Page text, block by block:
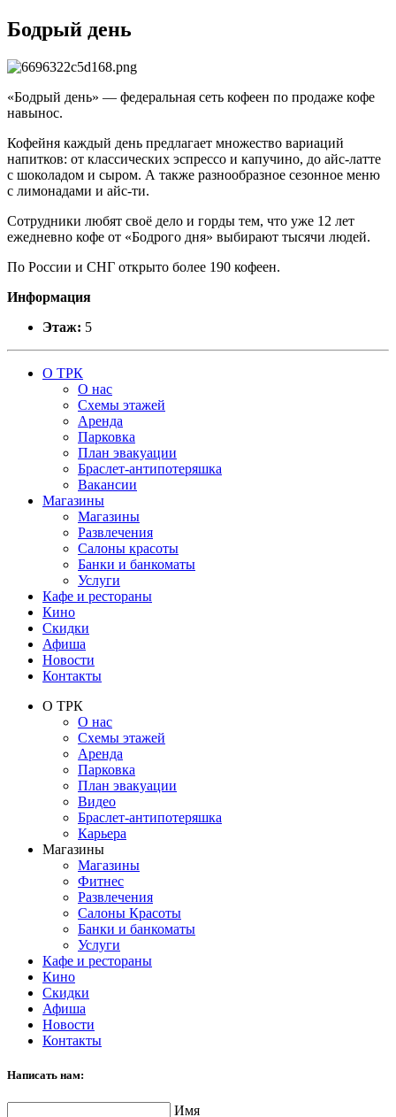
Бодрый день
«Бодрый день» — федеральная сеть кофеен по продаже кофе
навынос.
Кофейня каждый день предлагает множество вариаций
напитков: от классических эспрессо и капучино, до айс-латте
с шоколадом и сыром. А также разнообразное сезонное меню
с лимонадами и айс-ти.
Сотрудники любят своё дело и горды тем, что уже 12 лет
ежедневно кофе от «Бодрого дня» выбирают тысячи людей.
По России и СНГ открыто более 190 кофеен.
Информация
Этаж: 5
О ТРК
О нас
Схемы этажей
Аренда
Парковка
План эвакуации
Браслет-антипотеряшка
Вакансии
Магазины
Магазины
Развлечения
Салоны красоты
Банки и банкоматы
Услуги
Кафе и рестораны
Кино
Скидки
Афиша
Новости
Контакты
О ТРК
О нас
Схемы этажей
Аренда
Парковка
План эвакуации
Видео
Браслет-антипотеряшка
Карьера
Магазины
Магазины
Фитнес
Развлечения
Салоны Красоты
Банки и банкоматы
Услуги
Кафе и рестораны
Кино
Скидки
Афиша
Новости
Контакты
Написать нам:
Имя